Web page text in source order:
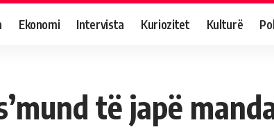
Ekonomi Intervista Kuriozitet Kulturë
të japë